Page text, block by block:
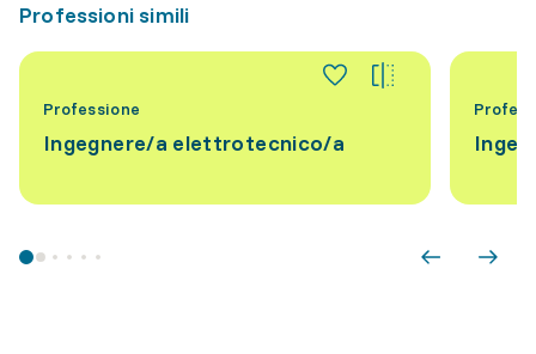
Professioni simili
Professione
Ingegnere/a elettrotecnico/a